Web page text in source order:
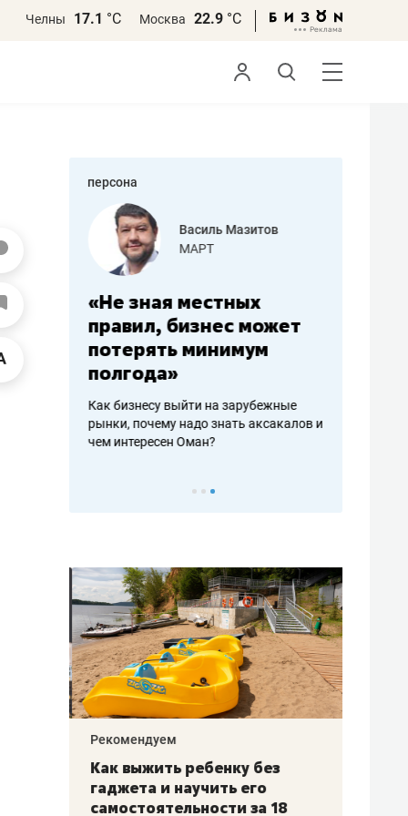
Челны 17.1 °С Москва 22.9 °С
персона
работа
Василь Мазитов
МАРТ
«Не зная местных
правил, бизнес может
потерять минимум
полгода»
Как бизнесу выйти на зарубежные
рынки, почему надо знать аксакалов и
чем интересен Оман?
Рекомендуем
Как выжить ребенку без
гаджета и научить его
самостоятельности за 18